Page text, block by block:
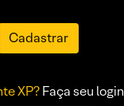
Cadastrar
XP?Faça seu login